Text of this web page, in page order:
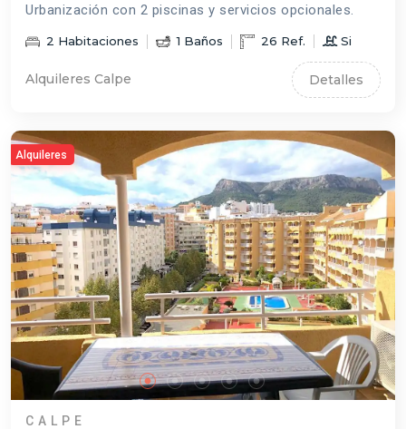
Urbanización con 2 piscinas y servicios opcionales.
2 Habitaciones 1 Baños 26 Ref. Si
Alquileres Calpe Detalles
Alquileres
CALPE